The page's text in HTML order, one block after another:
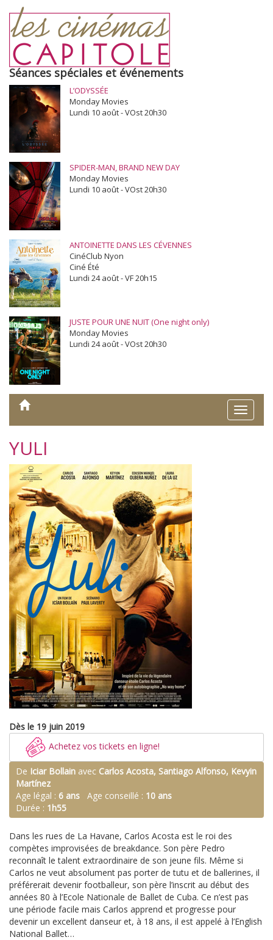
Séances spéciales et événements
L’ODYSSÉE
Monday Movies
Lundi 10 août - VOst 20h30
SPIDER-MAN, BRAND NEW DAY
Monday Movies
Lundi 10 août - VOst 20h30
ANTOINETTE DANS LES CÉVENNES
CinéClub Nyon
Ciné Été
Lundi 24 août - VF 20h15
JUSTE POUR UNE NUIT (One night only)
Monday Movies
Lundi 24 août - VOst 20h30
Toggle
YULI
Dès le 19 juin 2019
Achetez vos tickets en ligne!
De Iciar Bollain avec Carlos Acosta, Santiago Alfonso, Kevyin
Martínez
Age légal : 6 ans Age conseillé : 10 ans
Durée : 1h55
Dans les rues de La Havane, Carlos Acosta est le roi des
compètes improvisées de breakdance. Son père Pedro
reconnaît le talent extraordinaire de son jeune fils. Même si
Carlos ne veut absolument pas porter de tutu et de ballerines, il
préférerait devenir footballeur, son père l’inscrit au début des
années 80 à l’Ecole Nationale de Ballet de Cuba. Ce n’est pas
une période facile mais Carlos apprend et progresse pour
devenir un excellent danseur et, à 18 ans, il est appelé à l’English
National Ballet…